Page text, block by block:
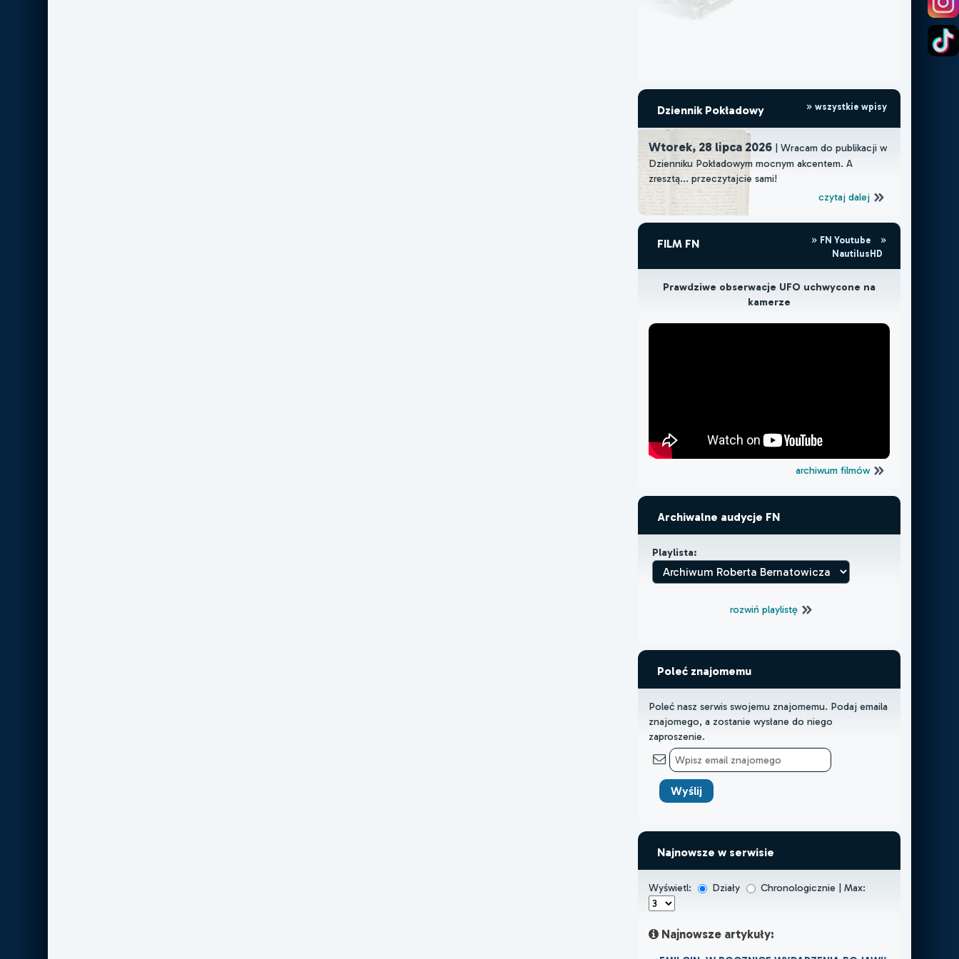
Dziennik Pokładowy wszystkie wpisy
Wtorek, 28 lipca 2026| Wracam do publikacji w
Dzienniku Pokładowym mocnym akcentem. A
zresztą... przeczytajcie sami!
czytaj dalej
FILM FN
FN Youtube
NautilusHD
Prawdziwe obserwacje UFO uchwycone na
kamerze
archiwum filmów
Archiwalne audycje FN
Playlista:
rozwiń playlistę
Poleć znajomemu
Poleć nasz serwis swojemu znajomemu. Podaj emaila
znajomego, a zostanie wysłane do niego
zaproszenie.
Najnowsze w serwisie
Wyświetl: Działy Chronologicznie | Max:
Najnowsze artykuły: